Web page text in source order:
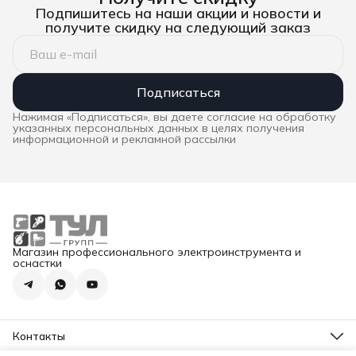
Подпишитесь на наши акции и новости и
получите скидку на следующий заказ
Подписаться
Нажимая «Подписаться», вы даете согласие на обработку
указанных персональных данных в целях получения
информационной и рекламной рассылки
Магазин профессионального электроинструмента и
оснастки
Контакты